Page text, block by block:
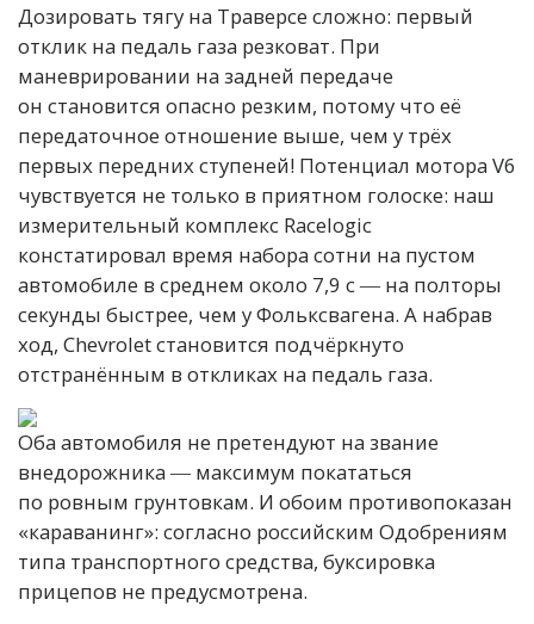
Дозировать тягу на Траверсе сложно: первый
отклик на педаль газа резковат. При
маневрировании на задней передаче
он становится опасно резким, потому что её
передаточное отношение выше, чем у трёх
первых передних ступеней! Потенциал мотора V6
чувствуется не только в приятном голоске: наш
измерительный комплекс Racelogic
констатировал время набора сотни на пустом
автомобиле в среднем около 7,9 с ― на полторы
секунды быстрее, чем у Фольксвагена. А набрав
ход, Chevrolet становится подчёркнуто
отстранённым в откликах на педаль газа.
Оба автомобиля не претендуют на звание
внедорожника ― максимум покататься
по ровным грунтовкам. И обоим противопоказан
«караванинг»: согласно российским Одобрениям
типа транспортного средства, буксировка
прицепов не предусмотрена.